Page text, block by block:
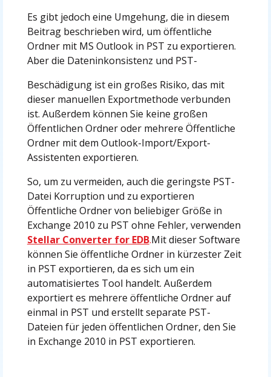
Es gibt jedoch eine Umgehung, die in diesem
Beitrag beschrieben wird, um öffentliche
Ordner mit MS Outlook in PST zu exportieren.
Aber die Dateninkonsistenz und PST-
Beschädigung ist ein großes Risiko, das mit
dieser manuellen Exportmethode verbunden
ist. Außerdem können Sie keine großen
Öffentlichen Ordner oder mehrere Öffentliche
Ordner mit dem Outlook-Import/Export-
Assistenten exportieren.
So, um zu vermeiden, auch die geringste PST-
Datei Korruption und zu exportieren
Öffentliche Ordner von beliebiger Größe in
Exchange 2010 zu PST ohne Fehler, verwenden
Stellar Converter for EDB.Mit dieser Software
können Sie öffentliche Ordner in kürzester Zeit
in PST exportieren, da es sich um ein
automatisiertes Tool handelt. Außerdem
exportiert es mehrere öffentliche Ordner auf
einmal in PST und erstellt separate PST-
Dateien für jeden öffentlichen Ordner, den Sie
in Exchange 2010 in PST exportieren.